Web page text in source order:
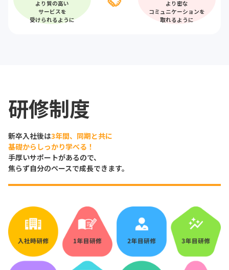
より質の高い
サービスを
受けられるように
より密な
コミュニケーションを
取れるように
研修制度
新卒入社後は3年間、同期と共に
基礎からしっかり学べる！
手厚いサポートがあるので、
焦らず自分のペースで成長できます。